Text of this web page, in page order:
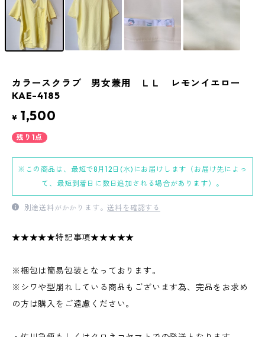
カラースクラブ 男女兼用 ＬＬ レモンイエロー
KAE-4185
¥ 1,500
残り1点
※この商品は、最短で8月12日(水)にお届けします（お届け先によっ
て、最短到着日に数日追加される場合があります）。
別途送料がかかります。送料を確認する
★★★★★特記事項★★★★★
※梱包は簡易包装となっております。
※シワや型崩れしている商品もございます為、完品をお求め
の方は購入をご遠慮ください。